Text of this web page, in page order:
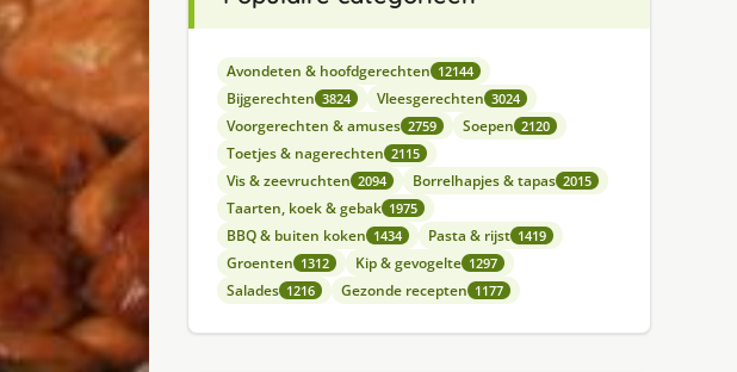
Avondeten & hoofdgerechten 12144
Bijgerechten 3824 Vleesgerechten 3024
Voorgerechten & amuses 2759 Soepen 2120
Toetjes & nagerechten 2115
Vis & zeevruchten 2094 Borrelhapjes & tapas 2015
Taarten, koek & gebak 1975
BBQ & buiten koken 1434 Pasta & rijst 1419
Groenten 1312 Kip & gevogelte 1297
Salades 1216 Gezonde recepten 1177